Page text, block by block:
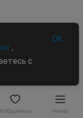
Меню
,
с
OK